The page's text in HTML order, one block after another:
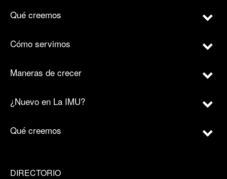
Qué creemos
Cómo servimos
Maneras de crecer
¿Nuevo en La IMU?
Qué creemos
DIRECTORIO